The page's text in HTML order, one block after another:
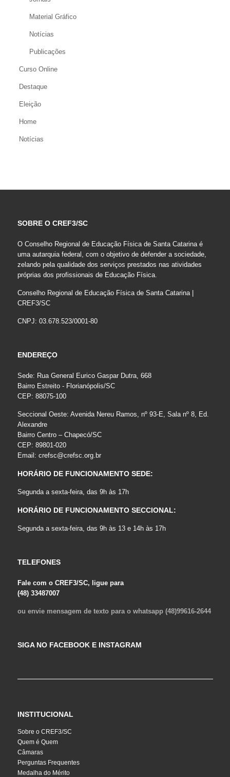
Material Gráfico
Notícias
Publicações
Curso Online
Destaque
Eleição
Home
Notícias
SOBRE O CREF3/SC
O Conselho Regional de Educação Física de Santa Catarina é
uma autarquia federal, com o objetivo de defender a sociedade,
zelando pela qualidade dos serviços prestados nas atividades
próprias dos profissionais de Educação Física.
Conselho Regional de Educação Física de Santa Catarina |
CREF3/SC
CNPJ: 03.678.523/0001-80
ENDEREÇO
Sede: Rua General Eurico Gaspar Dutra, 668
Bairro Estreito - Florianópolis/SC
CEP: 88075-100
Seccional Oeste: Avenida Nereu Ramos, nº 93-E, Sala nº 8, Ed.
Alexandre
Bairro Centro – Chapecó/SC
CEP: 89801-020
Email: crefsc@crefsc.org.br
HORÁRIO DE FUNCIONAMENTO SEDE:
Segunda a sexta-feira, das 9h às 17h
HORÁRIO DE FUNCIONAMENTO SECCIONAL:
Segunda a sexta-feira, das 9h às 13 e 14h às 17h
TELEFONES
Fale com o CREF3/SC, ligue para
(48) 33487007
ou envie mensagem de texto para o whatsapp (48)99616-2644
SIGA NO FACEBOOK E INSTAGRAM
INSTITUCIONAL
Sobre o CREF3/SC
Quem é Quem
Câmaras
Perguntas Frequentes
Medalha do Mérito